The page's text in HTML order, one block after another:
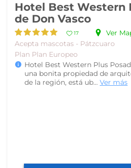
Hotel Best Western
de Don Vasco
17
Ver
Acepta mascotas - Pátzcuaro
Plan Plan Europeo
Hotel Best Western Plus
una bonita propiedad de
de la región, está ub... Ver más